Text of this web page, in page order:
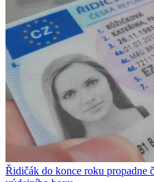
Řidičák do konce roku